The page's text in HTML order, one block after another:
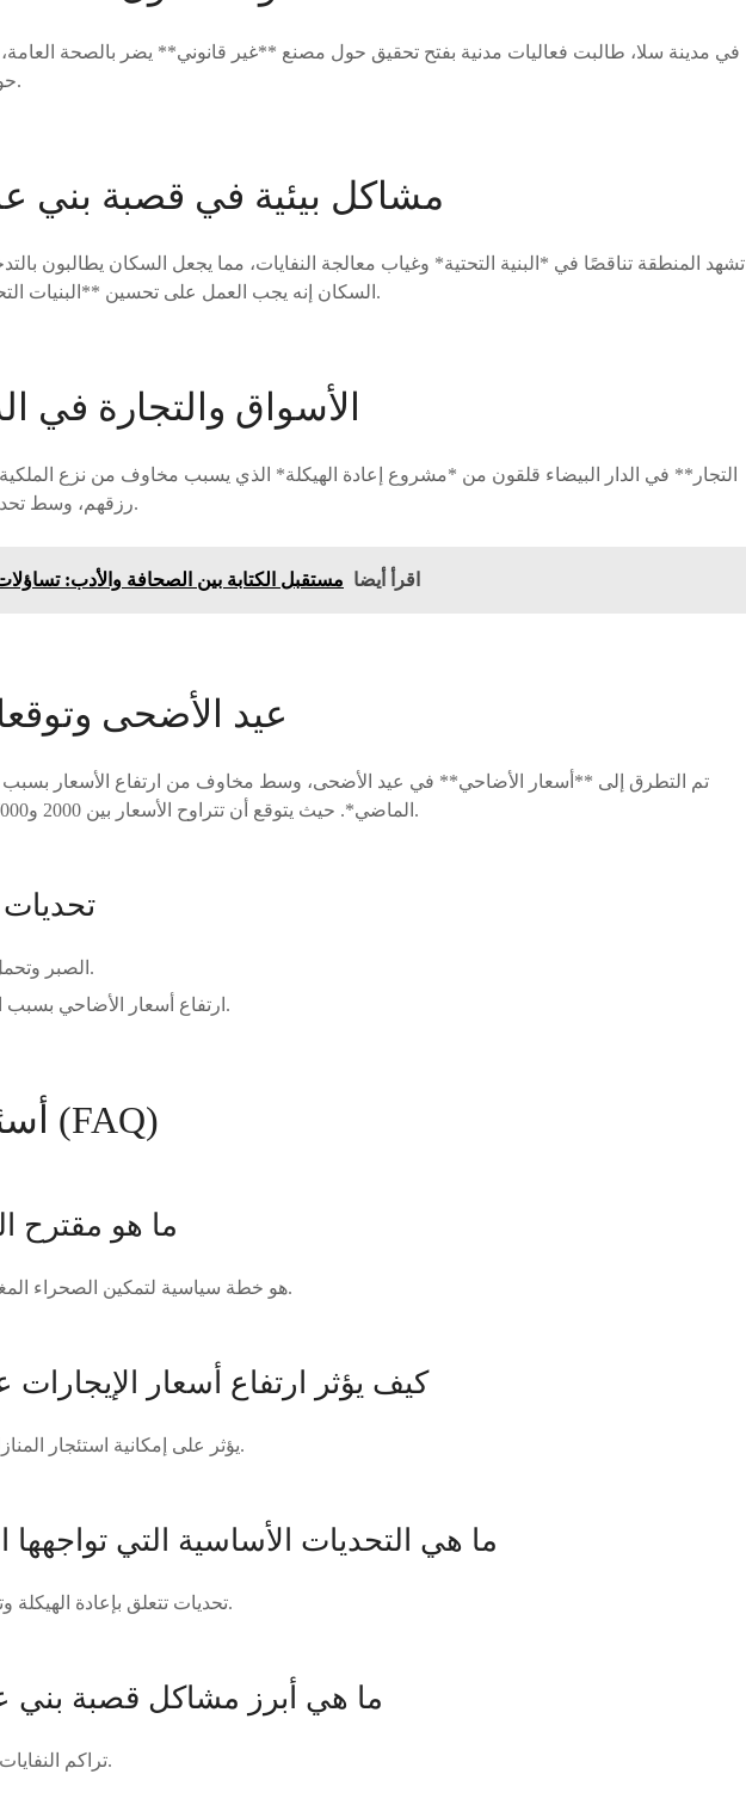
في مدينة سلا، طالبت فعاليات مدنية بفتح تحقيق حول مصنع **غير قانوني** يضر بالصحة
حول أخطار هذا النشاط.
مشاكل بيئية في قصبة بني
تشهد المنطقة تناقصًا في *البنية التحتية* وغياب معالجة النفايات، مما يجعل السكان يطالبون
السكان إنه يجب العمل على تحسين **البنيات التحتية** لحماية صحتهم.
الأسواق والتجارة في
رزقهم، وسط تحديات اقتصادية متزايدة.
اقرأ أيضا مستقبل الكتابة بين الصحافة والأدب:
عيد الأضحى
تم التطرق إلى **أسعار الأضاحي** في عيد الأضحى، وسط مخاوف من ارتفاع الأسعار بسبب
الماضي*. حيث يتوقع أن تتراوح الأسعار بين 2000 و7000 درهم حسب الجودة.
تحديات
الصبر وتحمل تكاليف الأضاحي.
ارتفاع أسعار الأضاحي بسبب العوامل الاقتصادية.
أسئلة متكررة (FAQ)
ما هو مقترح
هو خطة سياسية لتمكين الصحراء المغربية من حاكمتها ذاتياً.
كيف يؤثر ارتفاع أسعار
يؤثر على إمكانية استئجار المنازل وجودة الحياة لديهم.
ما هي التحديات الأساسية التي تواجهها
تحديات تتعلق بإعادة الهيكلة وتأثير ذلك على المتاجر.
ما هي أبرز مشاكل قصبة بني
تراكم النفايات وضعف البنية التحتية.